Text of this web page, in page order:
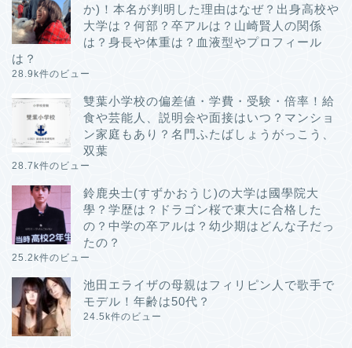
か)！本名が判明した理由はなぜ？出身高校や
大学は？何部？卒アルは？山崎賢人の関係
は？身長や体重は？血液型やプロフィール
は？
28.9k件のビュー
雙葉小学校の偏差値・学費・受験・倍率！給
食や芸能人、説明会や面接はいつ？マンショ
ン家庭もあり？名門ふたばしょうがっこう、
双葉
28.7k件のビュー
鈴鹿央士(すずかおうじ)の大学は國學院大
學？学歴は？ドラゴン桜で東大に合格した
の？中学の卒アルは？幼少期はどんな子だっ
たの？
25.2k件のビュー
池田エライザの母親はフィリピン人で歌手で
モデル！年齢は50代？
24.5k件のビュー